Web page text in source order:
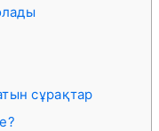
сұрақтар